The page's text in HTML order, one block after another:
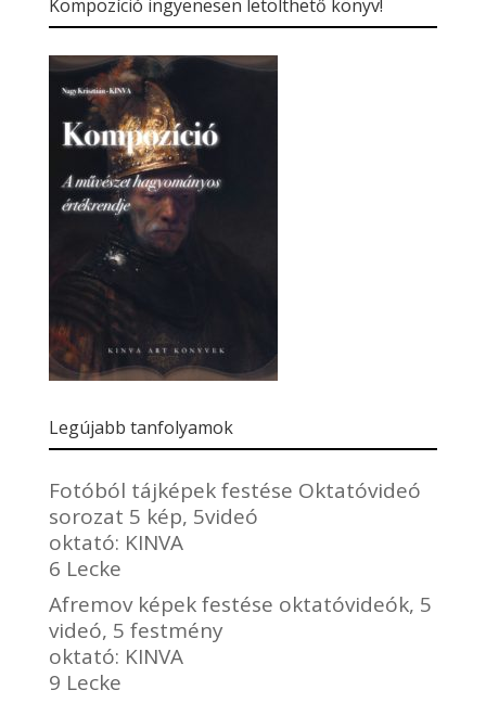
Kompozíció ingyenesen letölthető könyv!
Legújabb tanfolyamok
Fotóból tájképek festése Oktatóvideó
sorozat 5 kép, 5videó
oktató: KINVA
6 Lecke
Afremov képek festése oktatóvideók, 5
videó, 5 festmény
oktató: KINVA
9 Lecke